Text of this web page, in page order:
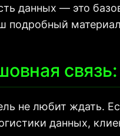
данных — это
подробный материал
не любит ждать.
данных,